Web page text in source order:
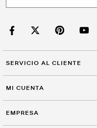
SERVICIO AL CLIENTE
MI CUENTA
EMPRESA